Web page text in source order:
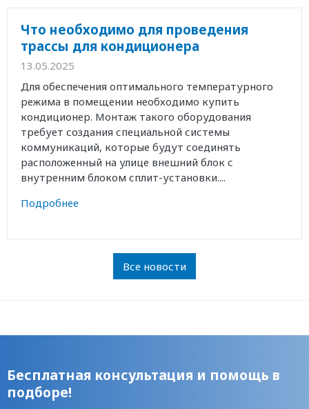
Что необходимо для проведения
трассы для кондиционера
13.05.2025
Для обеспечения оптимального температурного
режима в помещении необходимо купить
кондиционер. Монтаж такого оборудования
требует создания специальной системы
коммуникаций, которые будут соединять
расположенный на улице внешний блок с
внутренним блоком сплит-установки....
Подробнее
Все новости
Бесплатная консультация и помощь в
подборе!